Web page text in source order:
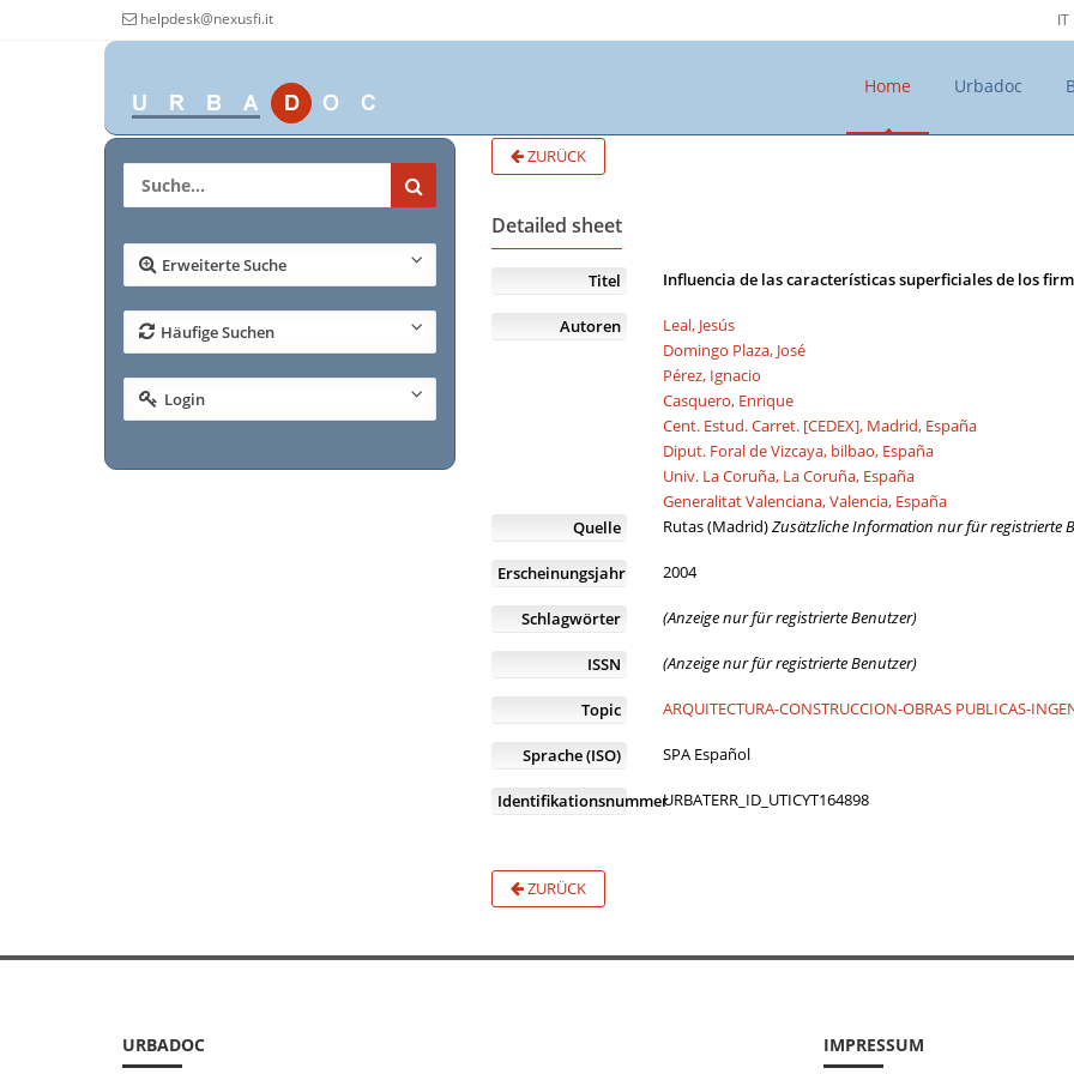
helpdesk@nexusfi.it IT
Home Urbadoc
Erweiterte Suche
Häufige Suchen
Login
ZURÜCK
Detailed sheet
Titel Influencia de las características superficiales de los
Autoren
Leal, Jesús
Domingo Plaza, José
Pérez, Ignacio
Casquero, Enrique
Cent. Estud. Carret. [CEDEX], Madrid, España
Diput. Foral de Vizcaya, bilbao, España
Univ. La Coruña, La Coruña, España
Generalitat Valenciana, Valencia, España
Quelle
Rutas (Madrid)Zusätzliche Information nur für registrierte
Erscheinungsjahr 2004
Schlagwörter (Anzeige nur für registrierte Benutzer)
ISSN (Anzeige nur für registrierte Benutzer)
Topic ARQUITECTURA-CONSTRUCCION-OBRAS PUBLICAS-
Sprache (ISO) SPA Español
IdentifikationsnummerURBATERR_ID_UTICYT164898
ZURÜCK
URBADOC IMPRESSUM